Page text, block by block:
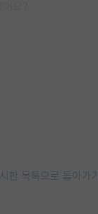
판 목록으로 돌아가기